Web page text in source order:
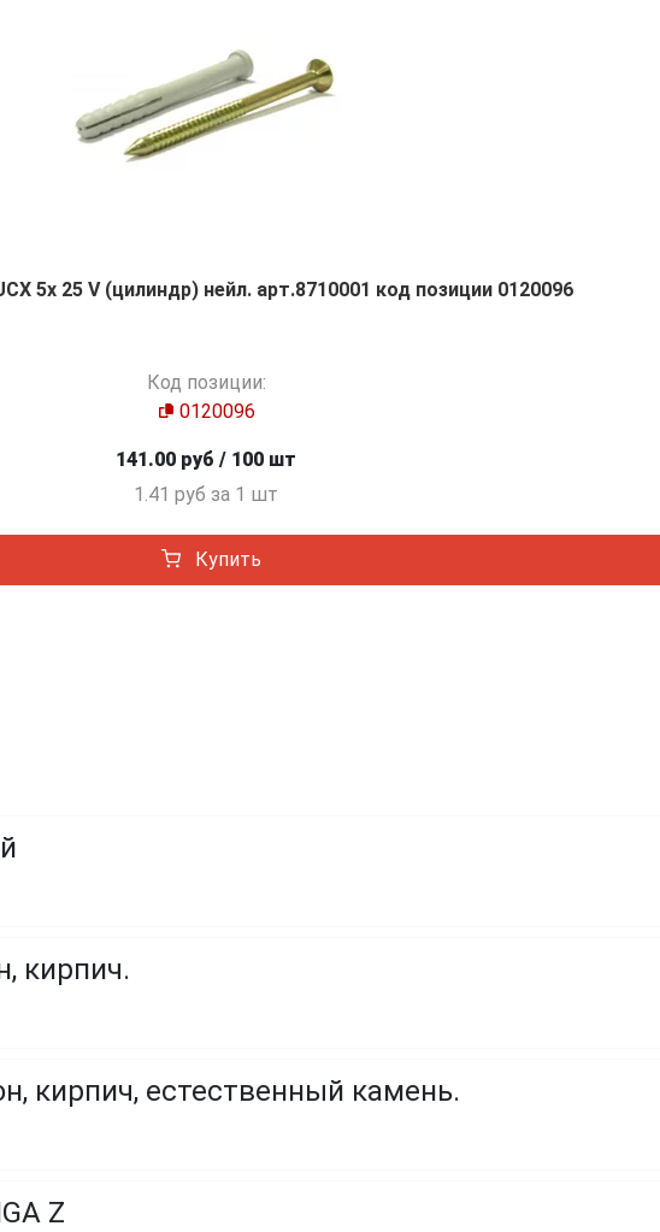
5х 25 V (цилиндр) нейл. арт.8710001 код позиции 0120096
Код позиции:
0120096
141.00 руб / 100 шт
1.41 руб за 1 шт
Купить
кирпич.
кирпич, естественный камень.
Z